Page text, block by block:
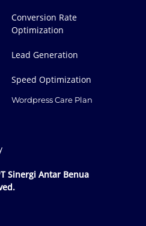
Conversion Rate
Optimization
Lead Generation
Speed Optimization
Wordpress Care Plan
Sinergi Antar Benua